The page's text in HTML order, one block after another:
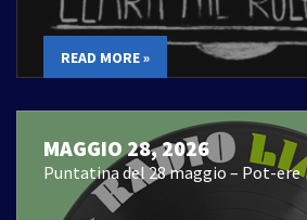
READ MORE »
MAGGIO 28, 2026
Puntatina del 28 maggio – Pot-ere